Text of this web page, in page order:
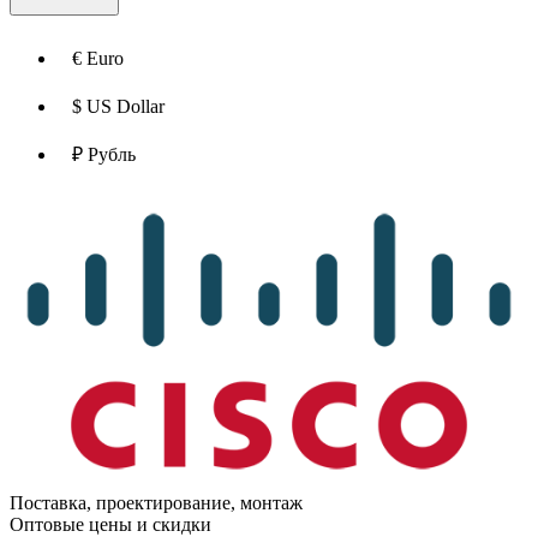
€ Euro
$ US Dollar
₽ Рубль
Поставка, проектирование, монтаж
Оптовые цены и скидки